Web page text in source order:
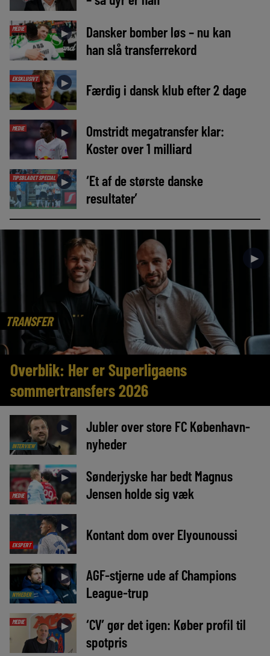
MEDIE ►
Dansker bomber løs – nu kan
han slå transferrekord
EKSKLUSIVT ► Færdig i dansk klub efter 2 dage
MEDIE ►
Omstridt megatransfer klar:
Koster over 1 milliard
TIPSBLADET SPECIAL ►
‘Et af de største danske
resultater’
TRANSFER
►
Overblik: Her er Superligaens
sommertransfers 2026
INTERVIEW
►
Jubler over store FC København-
nyheder
MEDIE
►
Sønderjyske har bedt Magnus
Jensen holde sig væk
EKSPERT
► Kontant dom over Elyounoussi
NYHEDER
►
AGF-stjerne ude af Champions
League-trup
MEDIE ►
‘CV’ gør det igen: Køber profil til
spotpris